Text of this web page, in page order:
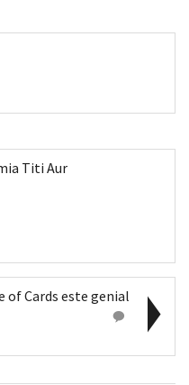
Titi Aur
of Cards este genial